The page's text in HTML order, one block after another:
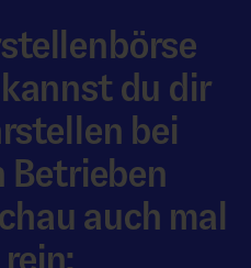
du dir
bei
Betrieben
auch mal